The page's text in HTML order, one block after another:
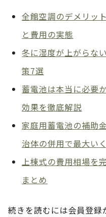
全館空調のデメリッ
と費用の実態
冬に湿度が上がらな
策7選
蓄電池は本当に必要
効果を徹底解説
家庭用蓄電池の補助
治体の併用で最大い
上棟式の費用相場を
まとめ
続きを読むには会員登録